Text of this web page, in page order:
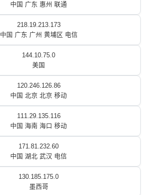
中国 广东 惠州 联通
218.19.213.173
中国 广东 广州 黄埔区 电信
144.10.75.0
美国
120.246.126.86
中国 北京 北京 移动
111.29.135.116
中国 海南 海口 移动
171.81.232.60
中国 湖北 武汉 电信
130.185.175.0
墨西哥